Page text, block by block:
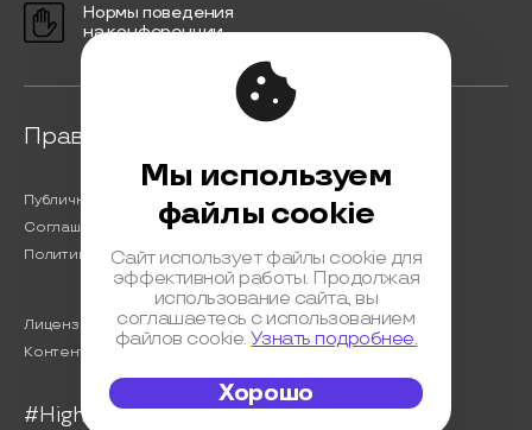
Нормы поведения
на конференции
Правовая информация
Публичная оферта
Соглашение на обработку персональных данных
Политика обработки персональных данных
Лицензионный договор с Автором
Контентная политика конференции
#HighLoad2024
Мы используем
файлы cookie
Сайт использует файлы cookie для
эффективной работы. Продолжая
использование сайта, вы
соглашаетесь с использованием
файлов cookie.Узнать подробнее.
Хорошо